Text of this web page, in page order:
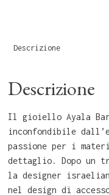
Descrizione
Descrizione
Il gioiello Ayala
inconfondibile
passione per i
dettaglio. Dopo un
la designer
nel design di